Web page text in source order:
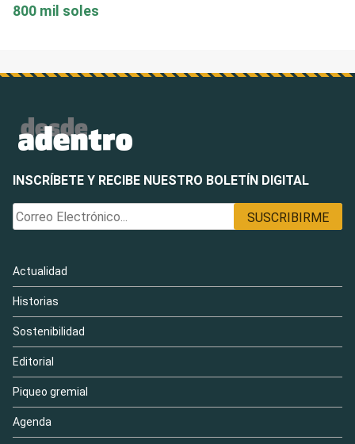
800 mil soles
INSCRÍBETE Y RECIBE NUESTRO BOLETÍN DIGITAL
Actualidad
Historias
Sostenibilidad
Editorial
Piqueo gremial
Agenda